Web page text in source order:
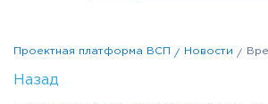
Проектная платформа ВСП Новости
Назад